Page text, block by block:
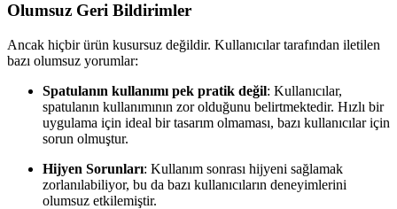
Olumsuz Geri Bildirimler
Ancak hiçbir ürün kusursuz değildir. Kullanıcılar tarafından iletilen
bazı olumsuz yorumlar:
Spatulanın kullanımı pek pratik değil: Kullanıcılar,
spatulanın kullanımının zor olduğunu belirtmektedir. Hızlı bir
uygulama için ideal bir tasarım olmaması, bazı kullanıcılar için
sorun olmuştur.
Hijyen Sorunları: Kullanım sonrası hijyeni sağlamak
zorlanılabiliyor, bu da bazı kullanıcıların deneyimlerini
olumsuz etkilemiştir.